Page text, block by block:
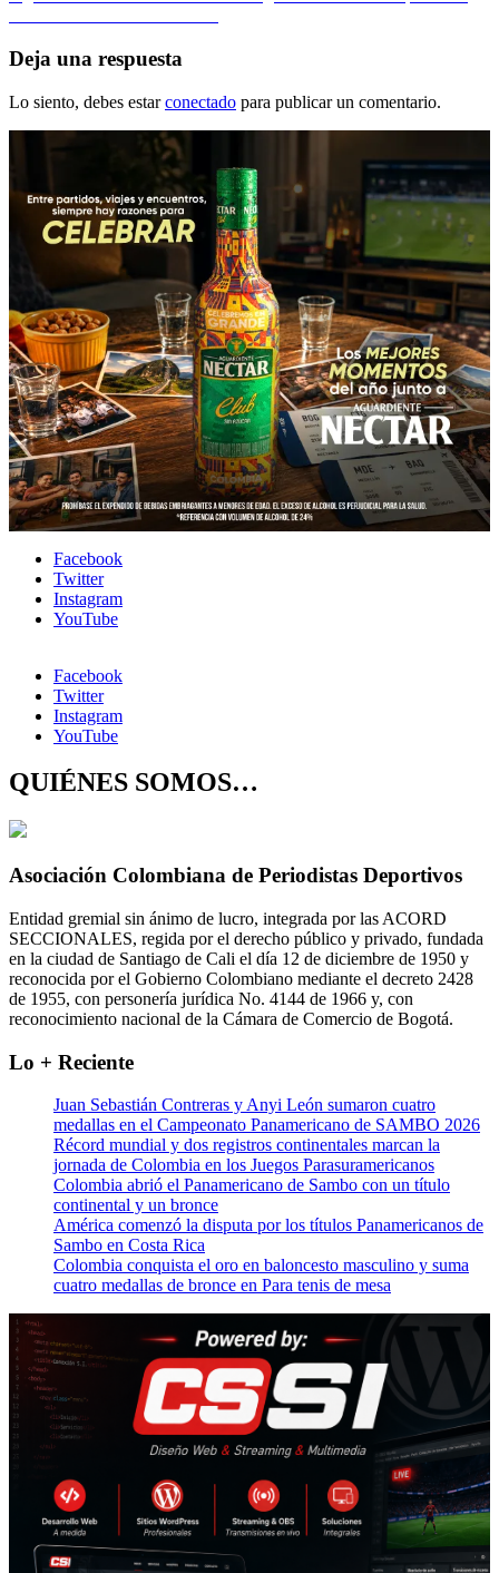
de
Deja una respuesta
Lo siento, debes estarconectado para publicar un comentario.
Facebook
Twitter
Instagram
YouTube
Facebook
Twitter
Instagram
YouTube
QUIÉNES SOMOS…
Asociación Colombiana de Periodistas Deportivos
Entidad gremial sin ánimo de lucro, integrada por las ACORD
SECCIONALES, regida por el derecho público y privado, fundada
en la ciudad de Santiago de Cali el día 12 de diciembre de 1950 y
reconocida por el Gobierno Colombiano mediante el decreto 2428
de 1955, con personería jurídica No. 4144 de 1966 y, con
reconocimiento nacional de la Cámara de Comercio de Bogotá.
Lo + Reciente
Juan Sebastián Contreras y Anyi León sumaron cuatro
medallas en el Campeonato Panamericano de SAMBO 2026
Récord mundial y dos registros continentales marcan la
jornada de Colombia en los Juegos Parasuramericanos
Colombia abrió el Panamericano de Sambo con un título
continental y un bronce
América comenzó la disputa por los títulos Panamericanos de
Sambo en Costa Rica
Colombia conquista el oro en baloncesto masculino y suma
cuatro medallas de bronce en Para tenis de mesa